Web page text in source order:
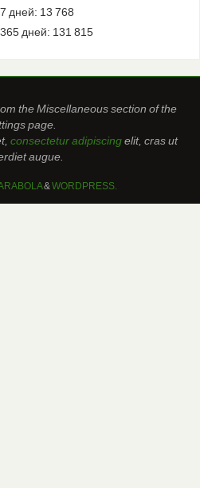
дней: 13 768
дней: 131 815
the Miscellaneous section of the
page.
consectetur adipiscingelit, cras ut
augue.
&WORDPRESS.